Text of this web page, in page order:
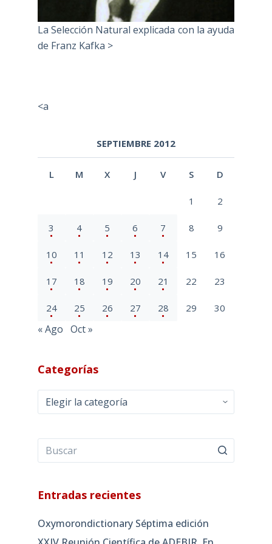
La Selección Natural explicada con la ayuda
de Franz Kafka >
<a
SEPTIEMBRE 2012
L M X J V S D
1 2
3 4 5 6 7 8 9
10 11 12 13 14 15 16
17 18 19 20 21 22 23
24 25 26 27 28 29 30
« Ago Oct »
Categorías
Categorías
Entradas recientes
Oxymorondictionary Séptima edición